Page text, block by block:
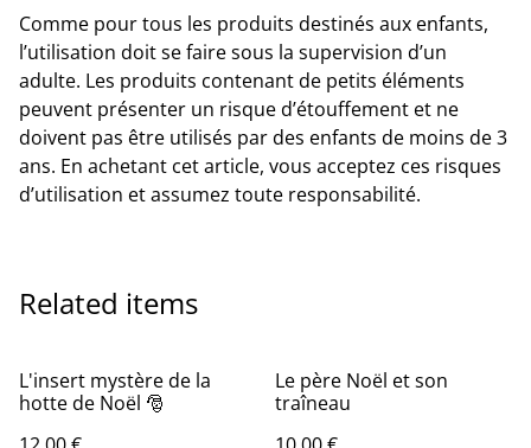
Comme pour tous les produits destinés aux enfants,
l’utilisation doit se faire sous la supervision d’un
adulte. Les produits contenant de petits éléments
peuvent présenter un risque d’étouffement et ne
doivent pas être utilisés par des enfants de moins de 3
ans. En achetant cet article, vous acceptez ces risques
d’utilisation et assumez toute responsabilité.
Related items
L'insert mystère de la
hotte de Noël 🎅
Le père Noël et son
traîneau